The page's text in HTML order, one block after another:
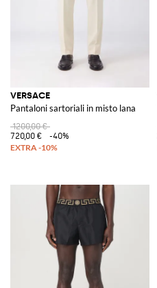
VERSACE
Pantaloni sartoriali in misto lana
1200,00 €
720,00 €
-40%